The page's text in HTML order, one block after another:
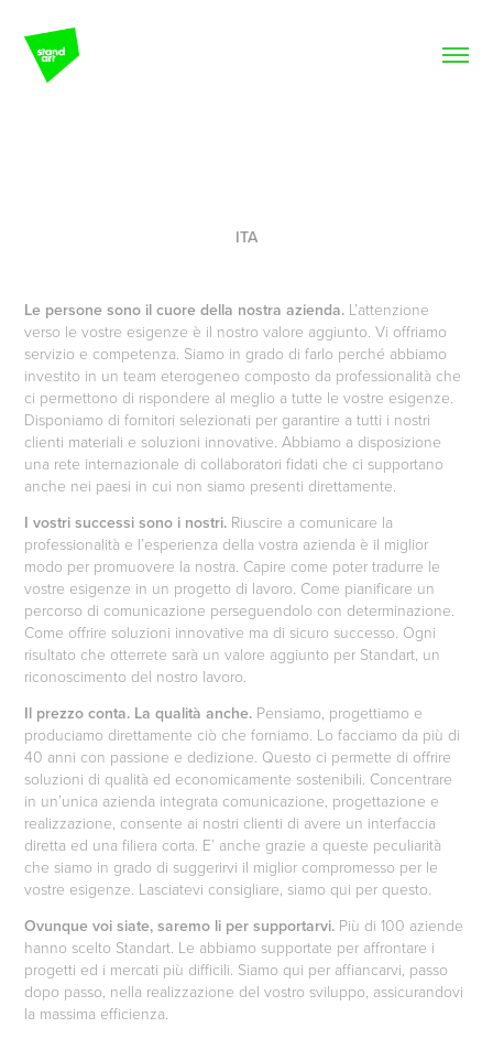
ITA
Le persone sono il cuore della nostra azienda. L’attenzione
verso le vostre esigenze è il nostro valore aggiunto. Vi offriamo
servizio e competenza. Siamo in grado di farlo perché abbiamo
investito in un team eterogeneo composto da professionalità che
ci permettono di rispondere al meglio a tutte le vostre esigenze.
Disponiamo di fornitori selezionati per garantire a tutti i nostri
clienti materiali e soluzioni innovative. Abbiamo a disposizione
una rete internazionale di collaboratori fidati che ci supportano
anche nei paesi in cui non siamo presenti direttamente.
I vostri successi sono i nostri. Riuscire a comunicare la
professionalità e l’esperienza della vostra azienda è il miglior
modo per promuovere la nostra. Capire come poter tradurre le
vostre esigenze in un progetto di lavoro. Come pianificare un
percorso di comunicazione perseguendolo con determinazione.
Come offrire soluzioni innovative ma di sicuro successo. Ogni
risultato che otterrete sarà un valore aggiunto per Standart, un
riconoscimento del nostro lavoro.
Il prezzo conta. La qualità anche. Pensiamo, progettiamo e
produciamo direttamente ciò che forniamo. Lo facciamo da più di
40 anni con passione e dedizione. Questo ci permette di offrire
soluzioni di qualità ed economicamente sostenibili. Concentrare
in un’unica azienda integrata comunicazione, progettazione e
realizzazione, consente ai nostri clienti di avere un interfaccia
diretta ed una filiera corta. E’ anche grazie a queste peculiarità
che siamo in grado di suggerirvi il miglior compromesso per le
vostre esigenze. Lasciatevi consigliare, siamo qui per questo.
Ovunque voi siate, saremo li per supportarvi. Più di 100 aziende
hanno scelto Standart. Le abbiamo supportate per affrontare i
progetti ed i mercati più difficili. Siamo qui per affiancarvi, passo
dopo passo, nella realizzazione del vostro sviluppo, assicurandovi
la massima efficienza.